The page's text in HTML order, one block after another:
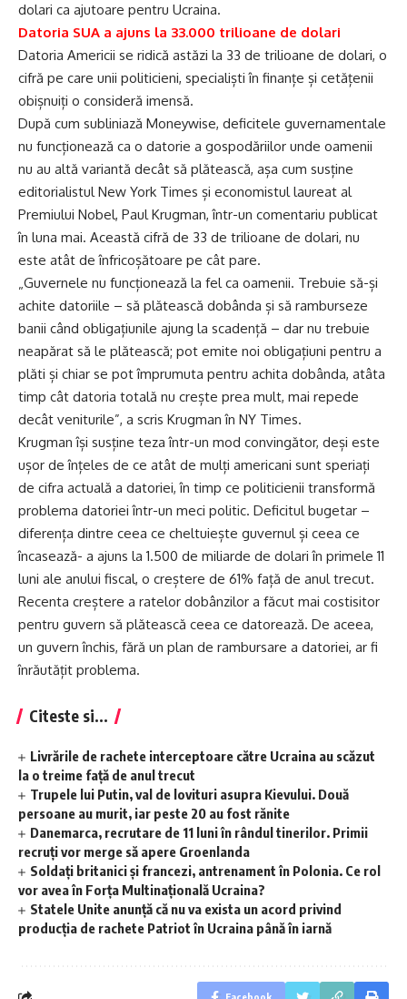
dolari ca ajutoare pentru Ucraina.
Datoria SUA a ajuns la 33.000 trilioane de dolari
Datoria Americii se ridică astăzi la 33 de trilioane de dolari, o
cifră pe care unii politicieni, specialiști în finanțe și cetățenii
obișnuiți o consideră imensă.
După cum subliniază Moneywise, deficitele guvernamentale
nu funcționează ca o datorie a gospodăriilor unde oamenii
nu au altă variantă decât să plătească, așa cum susține
editorialistul New York Times și economistul laureat al
Premiului Nobel, Paul Krugman, într-un comentariu publicat
în luna mai. Această cifră de 33 de trilioane de dolari, nu
este atât de înfricoșătoare pe cât pare.
„Guvernele nu funcționează la fel ca oamenii. Trebuie să-și
achite datoriile – să plătească dobânda și să ramburseze
banii când obligațiunile ajung la scadență – dar nu trebuie
neapărat să le plătească; pot emite noi obligațiuni pentru a
plăti și chiar se pot împrumuta pentru achita dobânda, atâta
timp cât datoria totală nu crește prea mult, mai repede
decât veniturile”, a scris Krugman în NY Times.
Krugman își susține teza într-un mod convingător, deși este
ușor de înțeles de ce atât de mulți americani sunt speriați
de cifra actuală a datoriei, în timp ce politicienii transformă
problema datoriei într-un meci politic. Deficitul bugetar –
diferența dintre ceea ce cheltuiește guvernul și ceea ce
încasează- a ajuns la 1.500 de miliarde de dolari în primele 11
luni ale anului fiscal, o creștere de 61% față de anul trecut.
Recenta creștere a ratelor dobânzilor a făcut mai costisitor
pentru guvern să plătească ceea ce datorează. De aceea,
un guvern închis, fără un plan de rambursare a datoriei, ar fi
înrăutățit problema.
Citeste si...
Livrările de rachete interceptoare către Ucraina au scăzut
la o treime față de anul trecut
Trupele lui Putin, val de lovituri asupra Kievului. Două
persoane au murit, iar peste 20 au fost rănite
Danemarca, recrutare de 11 luni în rândul tinerilor. Primii
recruți vor merge să apere Groenlanda
Soldați britanici și francezi, antrenament în Polonia. Ce rol
vor avea în Forța Multinațională Ucraina?
Statele Unite anunță că nu va exista un acord privind
producția de rachete Patriot în Ucraina până în iarnă